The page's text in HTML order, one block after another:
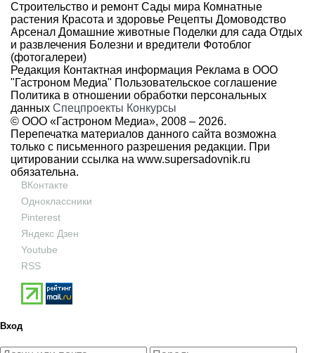
Строительство и ремонт Сады мира Комнатные
растения Красота и здоровье Рецепты Домоводство
Арсенал Домашние животные Поделки для сада Отдых
и развлечения Болезни и вредители Фотоблог
(фотогалереи)
Редакция Контактная информация Реклама в ООО
"Гастроном Медиа" Пользовательское соглашение
Политика в отношении обработки персональных
данных Спецпроекты Конкурсы
© ООО «Гастроном Медиа», 2008 – 2026.
Перепечатка материалов данного сайта возможна
только с письменного разрешения редакции. При
цитировании ссылка на www.supersadovnik.ru
обязательна.
ВКонтакте
Одноклассники
Pinterest
Яндекс Дзен
Youtube
RSS
Вход